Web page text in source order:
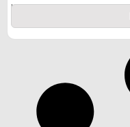
horas, certificado ...